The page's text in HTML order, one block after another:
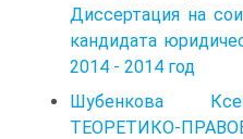
Диссертация на
кандидата
2014 - 2014 год
Шубенкова
ТЕОРЕТИКО-